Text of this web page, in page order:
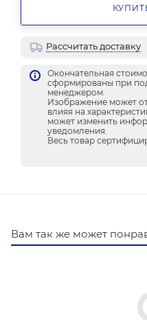
Рассчитать доставку
Окончательная
сформированы при
менеджером.
Изображение может
влияя на
может изменить
уведомления.
Весь товар
Вам так же может